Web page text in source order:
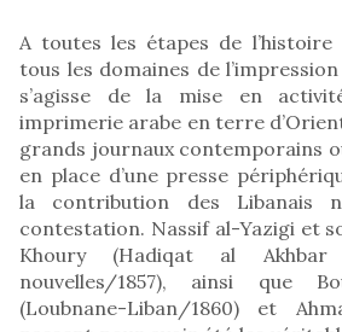
A toutes les étapes de
tous les domaines de l’impression
s’agisse de la mise en
imprimerie arabe en terre
grands journaux contemporains
en place d’une presse
la contribution des Libanais
contestation. Nassif al-Yazigi et
Khoury (Hadiqat al
nouvelles/1857), ainsi que
(Loubnane-Liban/1860) et